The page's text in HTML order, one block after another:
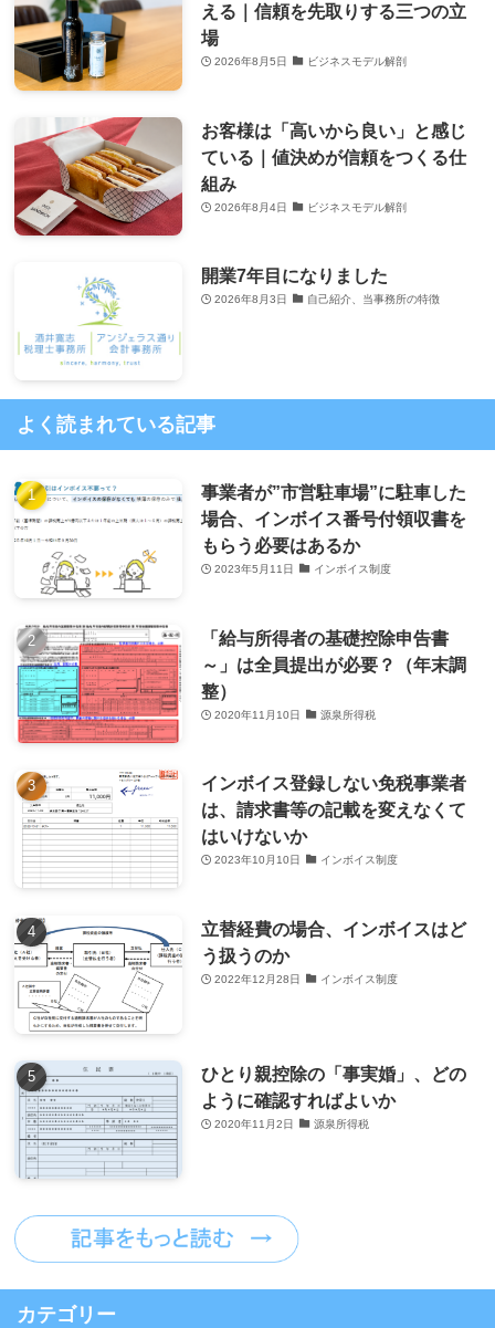
える｜信頼を先取りする三つの立
場
2026年8月5日 ビジネスモデル解剖
お客様は「高いから良い」と感じ
ている｜値決めが信頼をつくる仕
組み
2026年8月4日 ビジネスモデル解剖
開業7年目になりました
2026年8月3日 自己紹介、当事務所の特徴
よく読まれている記事
事業者が”市営駐車場”に駐車した
場合、インボイス番号付領収書を
もらう必要はあるか
2023年5月11日 インボイス制度
「給与所得者の基礎控除申告書
～」は全員提出が必要？（年末調
整）
2020年11月10日 源泉所得税
インボイス登録しない免税事業者
は、請求書等の記載を変えなくて
はいけないか
2023年10月10日 インボイス制度
立替経費の場合、インボイスはど
う扱うのか
2022年12月28日 インボイス制度
ひとり親控除の「事実婚」、どの
ように確認すればよいか
2020年11月2日 源泉所得税
カテゴリー